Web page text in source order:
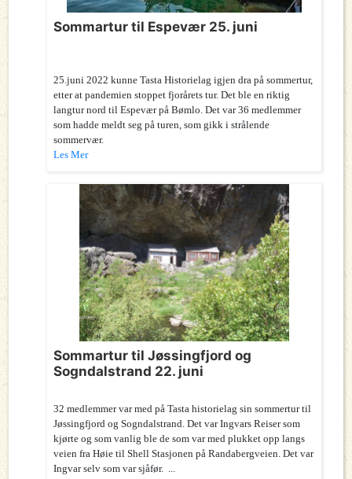
Sommartur til Espevær 25. juni
25.juni 2022 kunne Tasta Historielag igjen dra på sommertur,
etter at pandemien stoppet fjorårets tur. Det ble en riktig
langtur nord til Espevær på Bømlo. Det var 36 medlemmer
som hadde meldt seg på turen, som gikk i strålende
sommervær.
Les Mer
Sommartur til Jøssingfjord og
Sogndalstrand 22. juni
32 medlemmer var med på Tasta historielag sin sommertur til
Jøssingfjord og Sogndalstrand. Det var Ingvars Reiser som
kjørte og som vanlig ble de som var med plukket opp langs
veien fra Høie til Shell Stasjonen på Randabergveien. Det var
Ingvar selv som var sjåfør. ...